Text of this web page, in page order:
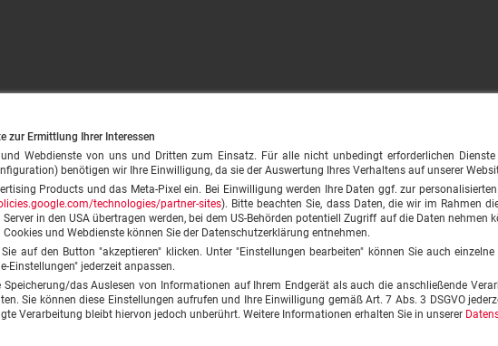
© speisekarte24 GmbH 2026
zur Ermittlung Ihrer Interessen
Webdienste von uns und Dritten zum Einsatz. Für alle nicht unbedingt erforderlichen
benötigen wir Ihre Einwilligung, da sie der Auswertung Ihres Verhaltens auf unserer
Products und das Meta-Pixel ein. Bei Einwilligung werden Ihre Daten ggf. zur
technologies/partner-sites). Bitte beachten Sie, dass Daten, die wir im Rahmen
in den USA übertragen werden, bei dem US-Behörden potentiell Zugriff auf die Daten nehmen
und Webdienste können Sie der Datenschutzerklärung entnehmen.
auf den Button "akzeptieren" klicken. Unter "Einstellungen bearbeiten" können Sie auch
Einstellungen" jederzeit anpassen.
das Auslesen von Informationen auf Ihrem Endgerät als auch die anschließende
Sie können diese Einstellungen aufrufen und Ihre Einwilligung gemäß Art. 7 Abs. 3 DSGVO
Verarbeitung bleibt hiervon jedoch unberührt. Weitere Informationen erhalten Sie in unserer